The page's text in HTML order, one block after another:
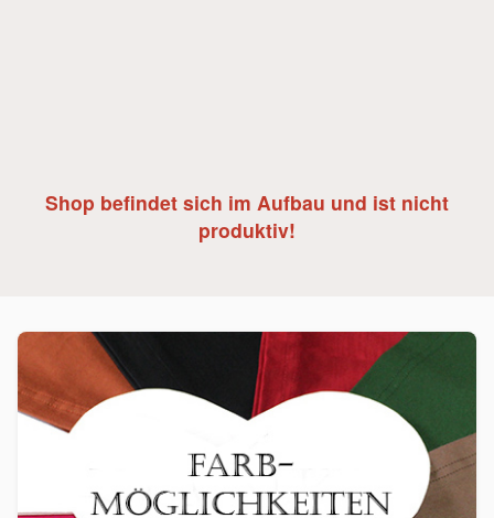
Shop befindet sich im Aufbau und ist nicht
produktiv!